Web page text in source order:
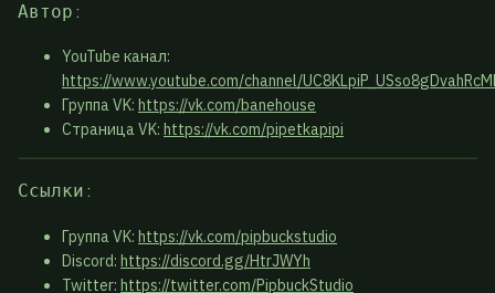
Автор:
YouTube канал:
https://www.youtube.com/channel/
Группа VK: https://vk.com/banehouse
Страница VK: https://vk.com/pipetkapipi
Ссылки:
Группа VK: https://vk.com/pipbuckstudio
Discord: https://discord.gg/HtrJWYh
Twitter: https://twitter.com/PipbuckStudio